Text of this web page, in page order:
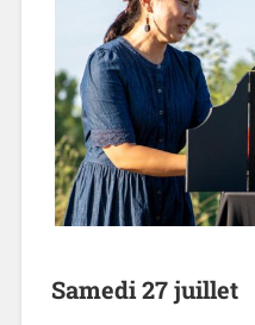
Samedi 27 juillet